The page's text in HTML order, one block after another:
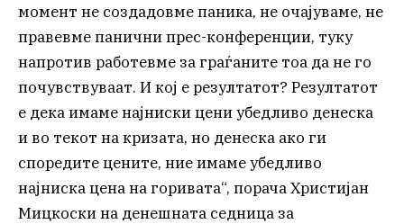
момент не создадовме паника, не очајуваме, не
правевме панични прес-конференции, туку
напротив работевме за граѓаните тоа да не го
почувствуваат. И кој е резултатот? Резултатот
е дека имаме најниски цени убедливо денеска
и во текот на кризата, но денеска ако ги
споредите цените, ние имаме убедливо
најниска цена на горивата“, порача Христијан
Мицкоски на денешната седница за